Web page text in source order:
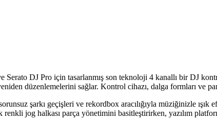
Serato DJ Pro için tasarlanmış son teknoloji 4 kanallı bir DJ
düzenlemelerini sağlar. Kontrol cihazı, dalga formları ve
şarkı geçişleri ve rekordbox aracılığıyla müziğinizle
renkli jog halkası parça yönetimini basitleştirirken, yazılım